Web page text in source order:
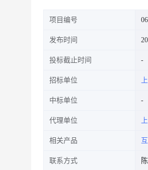
项目编号
发布时间
投标截止时间
招标单位
中标单位
代理单位
相关产品
联系方式